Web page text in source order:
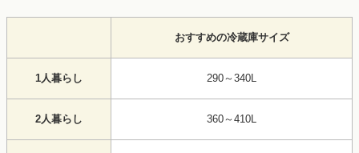
おすすめの冷蔵庫サイズ
1人暮らし 290～340L
2人暮らし 360～410L